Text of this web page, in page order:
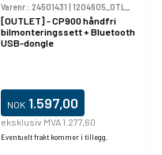
Varenr.: 24501431 | 1204605_OTL_
[OUTLET] - CP900 håndfri
bilmonteringssett + Bluetooth
USB-dongle
NOK 1.597,00
eksklusiv MVA 1.277,60
Eventuelt frakt kommer i tillegg.